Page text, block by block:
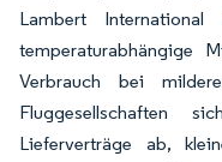
Lambert
temperaturabhängige
Verbrauch bei
Fluggesellschaften
Lieferverträge ab,